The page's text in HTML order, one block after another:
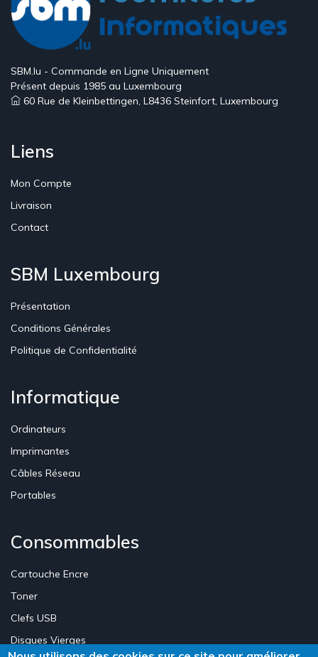
SBM.lu - Commande en Ligne Uniquement
Présent depuis 1985 au Luxembourg
60 Rue de Kleinbettingen, L8436 Steinfort, Luxembourg
Liens
Mon Compte
Livraison
Contact
SBM Luxembourg
Présentation
Conditions Générales
Politique de Confidentialité
Informatique
Ordinateurs
Imprimantes
Câbles Réseau
Portables
Consommables
Cartouche Encre
Toner
Clefs USB
Disques Vierges